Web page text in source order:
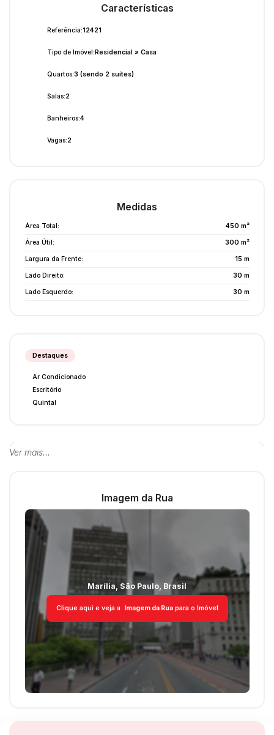
Características
Referência:12421
Tipo de Imóvel:Residencial » Casa
Quartos:3 (sendo 2 suítes)
Salas:2
Banheiros:4
Vagas:2
Medidas
Área Total: 450 m²
Área Útil: 300 m²
Largura da Frente: 15 m
Lado Direito: 30 m
Lado Esquerdo: 30 m
Destaques
Ar Condicionado
Escritório
Quintal
Cozinha Planejada
Área de Serviço
Acabamento
Ver mais...
Imagem da Rua
Marília São Paulo Brasil
Clique aqui e veja a Imagem da Ruapara o Imóvel